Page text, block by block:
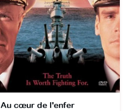
Au cœur de l'enfer